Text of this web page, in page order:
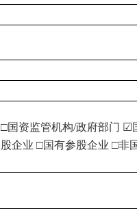
□国资监管机构/政府部门 ☑
股企业 □国有参股企业 □非